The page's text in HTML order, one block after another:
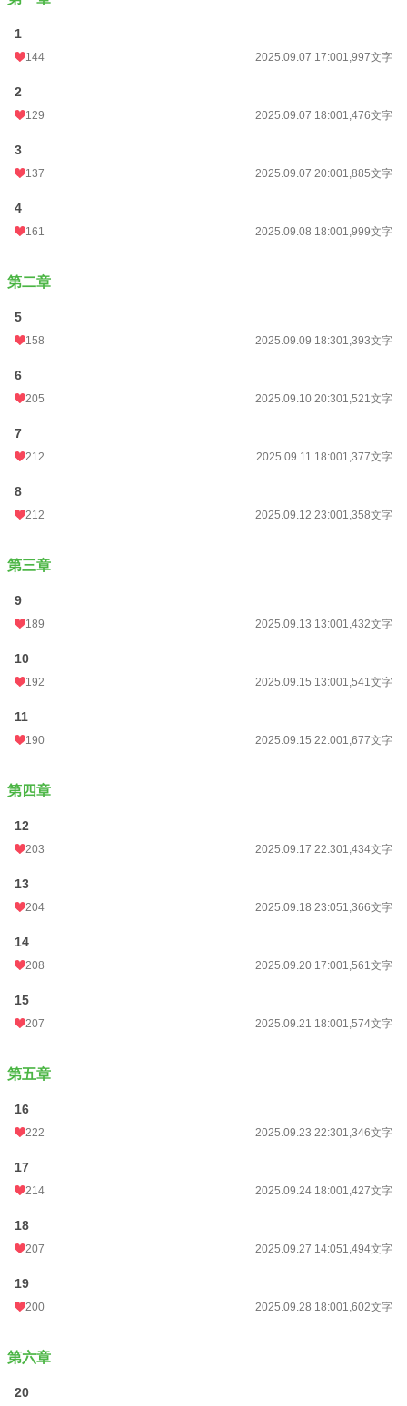
密かにゆっくりと心を通わせていくが…
小説
お気に入り
24h.ポイント
文字数
週間ポイント
年間ポイント
累計ポイント
1
144 2025.09.07 17:001,997文字
2
129 2025.09.07 18:001,476文字
3
137 2025.09.07 20:001,885文字
4
161 2025.09.08 18:001,999文字
第二章
5
158 2025.09.09 18:301,393文字
6
205 2025.09.10 20:301,521文字
7
212 2025.09.11 18:001,377文字
8
212 2025.09.12 23:001,358文字
第三章
9
189 2025.09.13 13:001,432文字
10
192 2025.09.15 13:001,541文字
11
190 2025.09.15 22:001,677文字
第四章
12
203 2025.09.17 22:301,434文字
13
204 2025.09.18 23:051,366文字
14
208 2025.09.20 17:001,561文字
15
207 2025.09.21 18:001,574文字
第五章
16
222 2025.09.23 22:301,346文字
17
214 2025.09.24 18:001,427文字
18
207 2025.09.27 14:051,494文字
19
200 2025.09.28 18:001,602文字
第六章
20